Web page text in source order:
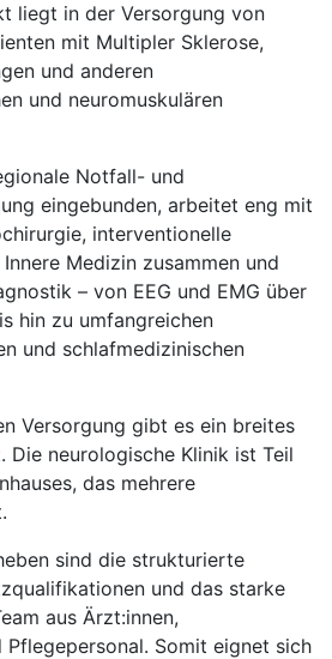
liegt in der Versorgung von
mit Multipler Sklerose,
und anderen
und neuromuskulären
Notfall- und
eingebunden, arbeitet eng mit
interventionelle
Medizin zusammen und
– von EEG und EMG über
hin zu umfangreichen
und schlafmedizinischen
Versorgung gibt es ein breites
Die neurologische Klinik ist Teil
das mehrere
sind die strukturierte
und das starke
aus Ärzt:innen,
Pflegepersonal. Somit eignet sich